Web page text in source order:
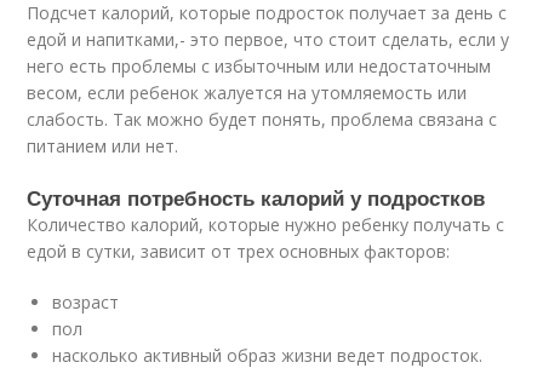
Подсчет калорий, которые подросток получает за день с
едой и напитками,- это первое, что стоит сделать, если у
него есть проблемы с избыточным или недостаточным
весом, если ребенок жалуется на утомляемость или
слабость. Так можно будет понять, проблема связана с
питанием или нет.
Суточная потребность калорий у подростков
Количество калорий, которые нужно ребенку получать с
едой в сутки, зависит от трех основных факторов:
возраст
пол
насколько активный образ жизни ведет подросток.